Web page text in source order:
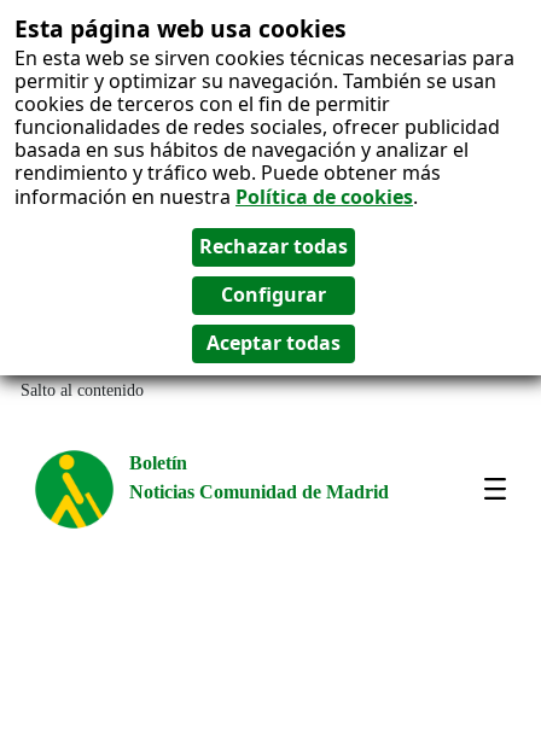
Esta página web usa cookies
En esta web se sirven cookies técnicas necesarias para
permitir y optimizar su navegación. También se usan
cookies de terceros con el fin de permitir
funcionalidades de redes sociales, ofrecer publicidad
basada en sus hábitos de navegación y analizar el
rendimiento y tráfico web. Puede obtener más
información en nuestra Política de cookies.
Salto al contenido
Boletín
Noticias Comunidad de Madrid